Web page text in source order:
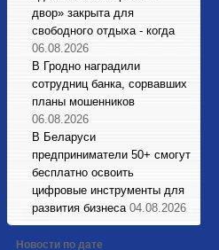
двор» закрыта для
свободного отдыха - когда
06.08.2026
В Гродно наградили
сотрудниц банка, сорвавших
планы мошенников
06.08.2026
В Беларуси
предприниматели 50+ смогут
бесплатно освоить
цифровые инструменты для
развития бизнеса 04.08.2026
Новости по дате